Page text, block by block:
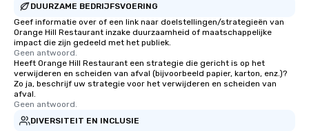
DUURZAME BEDRIJFSVOERING
Geef informatie over of een link naar doelstellingen/strategieën van
Orange Hill Restaurant inzake duurzaamheid of maatschappelijke
impact die zijn gedeeld met het publiek.
Geen antwoord.
Heeft Orange Hill Restaurant een strategie die gericht is op het
verwijderen en scheiden van afval (bijvoorbeeld papier, karton, enz.)?
Zo ja, beschrijf uw strategie voor het verwijderen en scheiden van
afval.
Geen antwoord.
DIVERSITEIT EN INCLUSIE